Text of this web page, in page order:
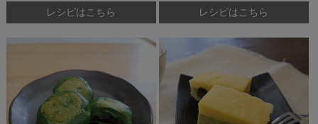
レシピはこちら レシピはこちら